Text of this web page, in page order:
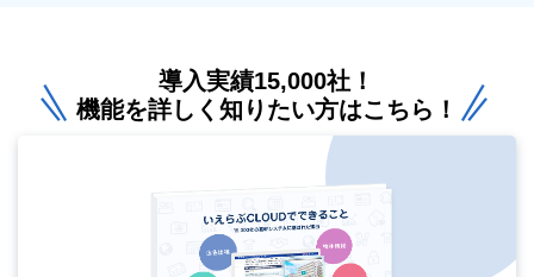
導入実績15,000社！
機能を詳しく知りたい方はこちら！